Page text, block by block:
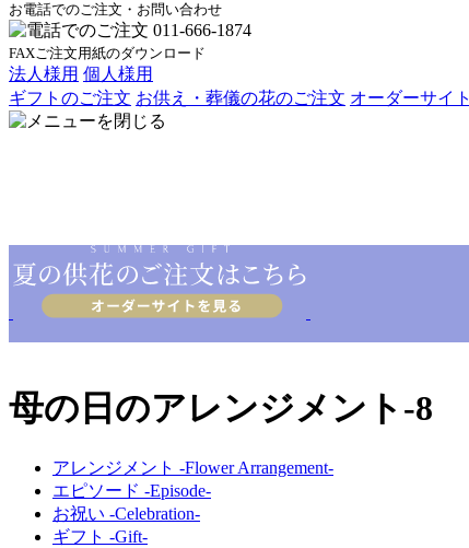
お電話でのご注文・お問い合わせ
FAXご注文用紙のダウンロード
法人様用 個人様用
ギフトのご注文 お供え・葬儀の花のご注文 オーダーサイト
母の日のアレンジメント-8
アレンジメント -Flower Arrangement-
エピソード -Episode-
お祝い -Celebration-
ギフト -Gift-